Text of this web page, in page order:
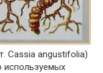
Cassia angustifolia)
используемых